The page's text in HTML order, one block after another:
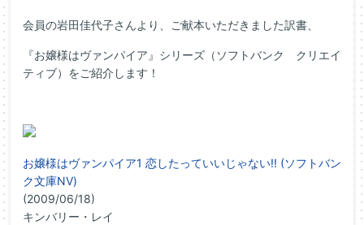
会員の岩田佳代子さんより、ご献本いただきました訳書、
『お嬢様はヴァンパイア』シリーズ（ソフトバンク クリエイ
ティブ）をご紹介します！
お嬢様はヴァンパイア1 恋したっていいじゃない!! (ソフトバン
ク文庫NV)
(2009/06/18)
キンバリー・レイ